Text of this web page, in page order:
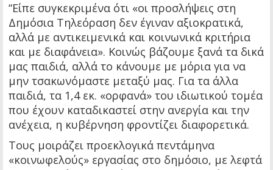
“Είπε συγκεκριμένα ότι «οι προσλήψεις στη
Δημόσια Τηλεόραση δεν έγιναν αξιοκρατικά,
αλλά με αντικειμενικά και κοινωνικά κριτήρια
και με διαφάνεια». Κοινώς βάζουμε ξανά τα δικά
μας παιδιά, αλλά το κάνουμε με μόρια για να
μην τσακωνόμαστε μεταξύ μας. Για τα άλλα
παιδιά, τα 1,4 εκ. «ορφανά» του ιδιωτικού τομέα
που έχουν καταδικαστεί στην ανεργία και την
ανέχεια, η κυβέρνηση φροντίζει διαφορετικά.
Τους μοιράζει προεκλογικά πεντάμηνα
«κοινωφελούς» εργασίας στο δημόσιο, με λεφτά